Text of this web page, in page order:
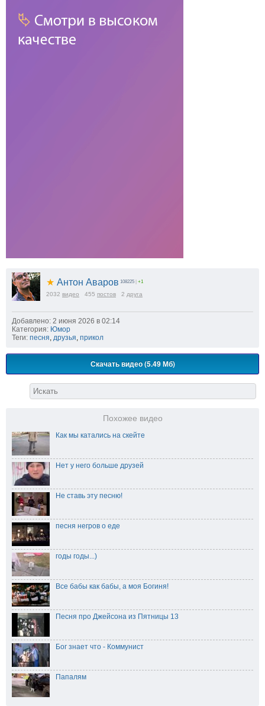
★ Антон Аваров 108225 | +1
2032 видео 455 постов 2 друга
Добавлено: 2 июня 2026 в 02:14
Категория: Юмор
Теги: песня друзья прикол
Скачать видео (5.49 Мб)
Похожее видео
Как мы катались на скейте
Нет у него больше друзей
Не ставь эту песню!
песня негров о еде
годы годы...)
Все бабы как бабы, а моя Богиня!
Песня про Джейсона из Пятницы 13
Бог знает что - Коммунист
Папалям